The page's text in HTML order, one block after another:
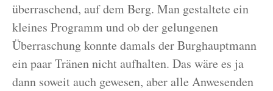
überraschend, auf dem Berg. Man gestaltete ein
kleines Programm und ob der gelungenen
Überraschung konnte damals der Burghauptmann
ein paar Tränen nicht aufhalten. Das wäre es ja
dann soweit auch gewesen, aber alle Anwesenden